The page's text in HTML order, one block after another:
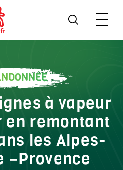
à vapeur
en remontant
les Alpes-
–Provence